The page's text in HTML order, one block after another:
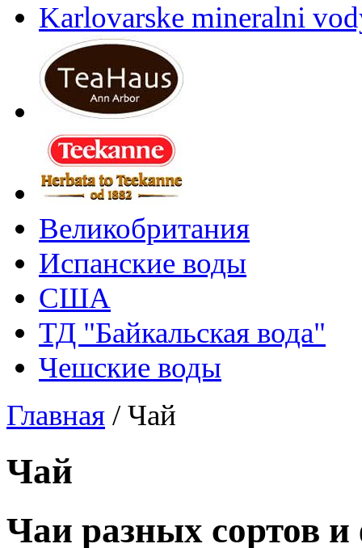
Karlovarske mineralni
Великобритания
Испанские воды
США
ТД "Байкальская вода"
Чешские воды
Главная /Чай
Чай
Чаи разных сортов и